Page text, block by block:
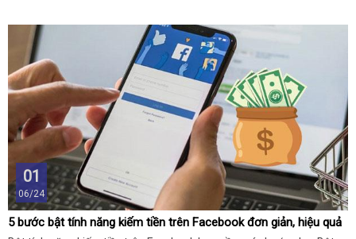
01
06/24
5 bước bật tính năng kiếm tiền trên Facebook đơn giản, hiệu quả